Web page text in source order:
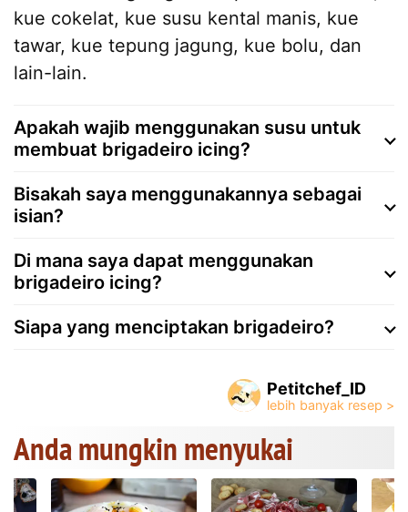
kue cokelat, kue susu kental manis, kue
tawar, kue tepung jagung, kue bolu, dan
lain-lain.
Apakah wajib menggunakan susu untuk
membuat brigadeiro icing?
Bisakah saya menggunakannya sebagai
isian?
Di mana saya dapat menggunakan
brigadeiro icing?
Siapa yang menciptakan brigadeiro?
Petitchef_ID
Anda mungkin menyukai